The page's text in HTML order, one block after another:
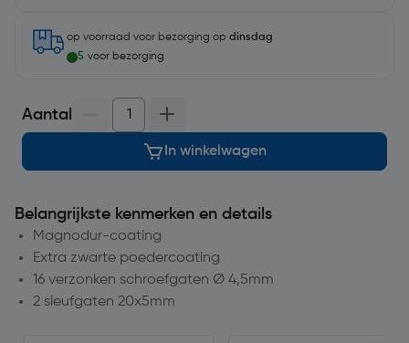
op voorraad voor bezorging op dinsdag
5 voor bezorging
Aantal
In winkelwagen
Belangrijkste kenmerken en details
Magnodur-coating
Extra zwarte poedercoating
16 verzonken schroefgaten Ø 4,5mm
2 sleufgaten 20x5mm